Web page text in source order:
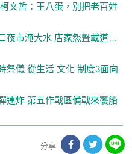
文哲：王八蛋，別把老百姓
夜市淹大水 店家怨聲載道…
祭儀 從生活 文化 制度3面向
連炸 第五作戰區備戰來襲船
分享